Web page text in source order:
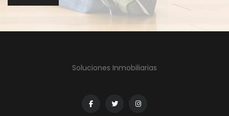
Soluciones Inmobiliarias